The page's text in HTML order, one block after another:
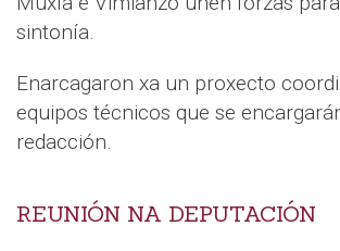
sintonía.
Enarcagaron xa un proxecto
equipos técnicos que se
redacción.
REUNIÓN NA DEPUTACIÓN